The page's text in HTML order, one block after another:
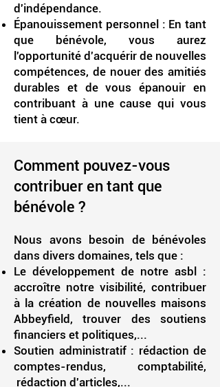
d'indépendance.
Épanouissement personnel : En tant
que bénévole, vous aurez
l'opportunité d'acquérir de nouvelles
compétences, de nouer des amitiés
durables et de vous épanouir en
contribuant à une cause qui vous
tient à cœur.
Comment pouvez-vous
contribuer en tant que
bénévole ?
Nous avons besoin de bénévoles
dans divers domaines, tels que :​
Le développement de notre asbl :
accroître notre visibilité, contribuer
à la création de nouvelles maisons
Abbeyfield, trouver des soutiens
financiers et politiques,...
Soutien administratif : rédaction de
comptes-rendus, comptabilité,
rédaction d'articles,...